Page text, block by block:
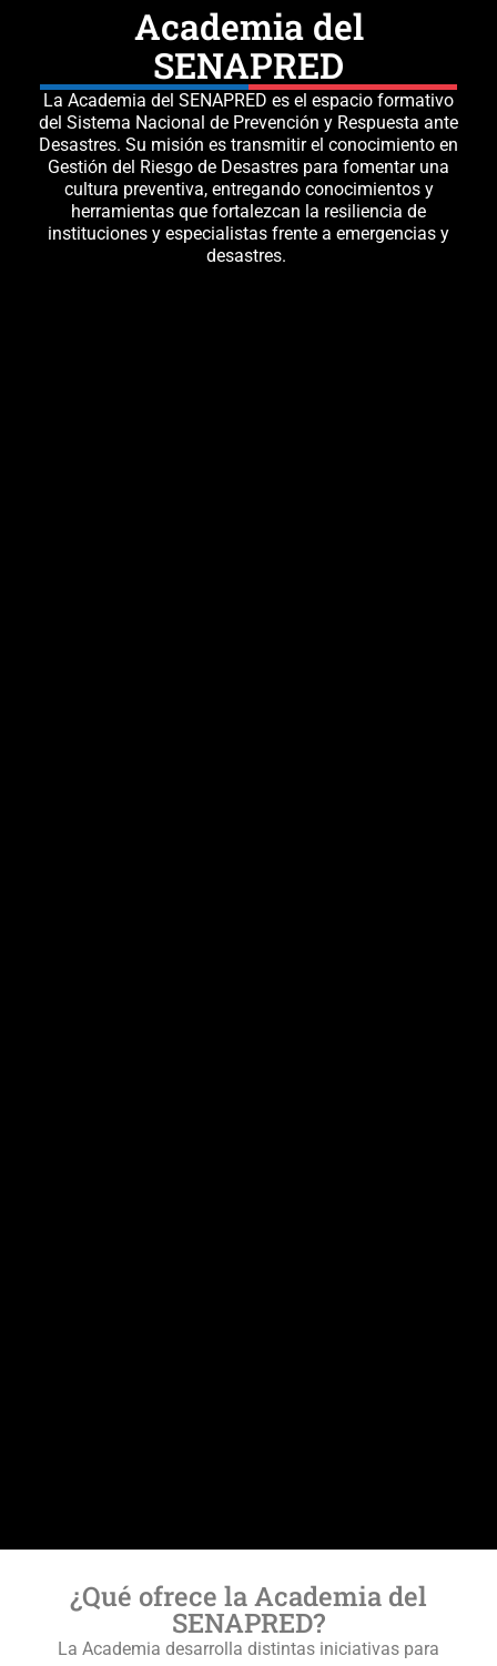
Academia del
SENAPRED
La Academia del SENAPRED es el espacio formativo
del Sistema Nacional de Prevención y Respuesta ante
Desastres. Su misión es transmitir el conocimiento en
Gestión del Riesgo de Desastres para fomentar una
cultura preventiva, entregando conocimientos y
herramientas que fortalezcan la resiliencia de
instituciones y especialistas frente a emergencias y
desastres.
¿Qué ofrece la Academia del
SENAPRED?
La Academia desarrolla distintas iniciativas para